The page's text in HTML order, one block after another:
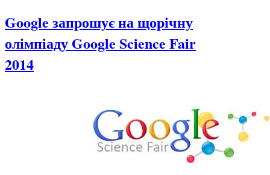
Google запрошує на щорічну
олімпіаду Google Science Fair
2014